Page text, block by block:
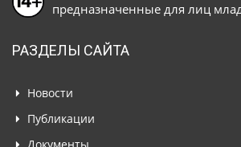
предназначенные для лиц
РАЗДЕЛЫ САЙТА
Новости
Публикации